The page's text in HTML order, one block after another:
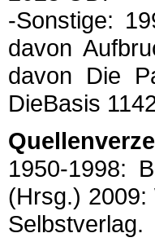
-Sonstige:
davon
davon Die
DieBasis
1950-1998:
(Hrsg.)
Selbstverlag.